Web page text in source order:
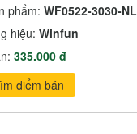
phẩm: WF0522-3030-NL
hiệu: Winfun
335.000 đ
điểm bán